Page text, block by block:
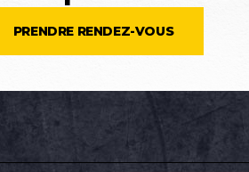
PRENDRE RENDEZ-VOUS